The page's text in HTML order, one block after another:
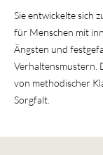
Sie entwickelte sich
für Menschen mit
Ängsten und
Verhaltensmustern.
von methodischer
Sorgfalt.